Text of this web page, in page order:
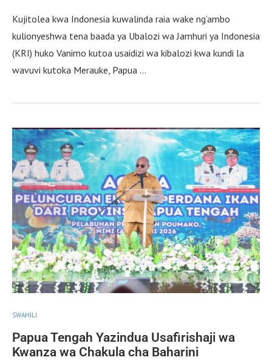
Kujitolea kwa Indonesia kuwalinda raia wake ng’ambo
kulionyeshwa tena baada ya Ubalozi wa Jamhuri ya Indonesia
(KRI) huko Vanimo kutoa usaidizi wa kibalozi kwa kundi la
wavuvi kutoka Merauke, Papua …
SWAHILI
Papua Tengah Yazindua Usafirishaji wa
Kwanza wa Chakula cha Baharini